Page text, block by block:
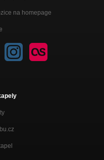
na homepage